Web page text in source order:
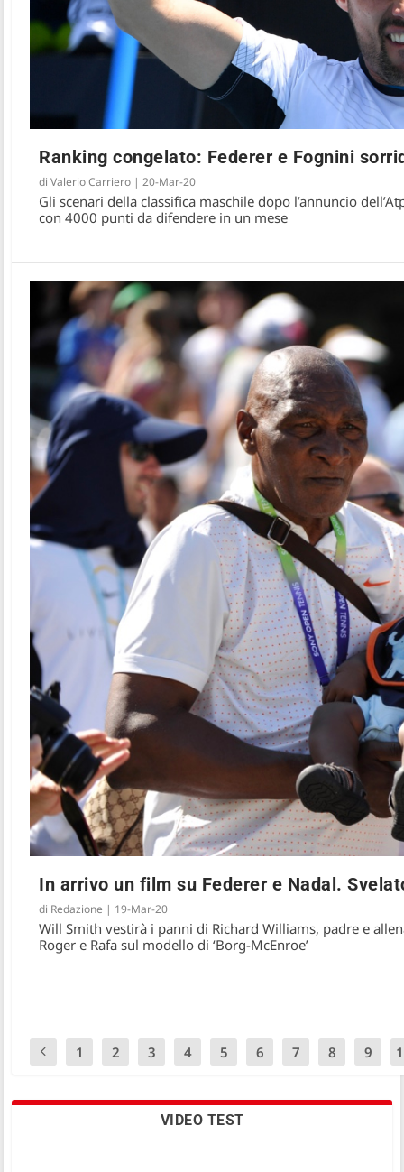
Ranking congelato: Federer e Fognini
diValerio Carriero |20-Mar-20
Gli scenari della classifica maschile dopo l’annuncio
con 4000 punti da difendere in un mese
In arrivo un film su Federer e Nadal.
di Redazione | 19-Mar-20
Will Smith vestirà i panni di Richard Williams, padre e
Roger e Rafa sul modello di ‘Borg-McEnroe’
1 2 3 4 5 6 7 8 9
VIDEO TEST